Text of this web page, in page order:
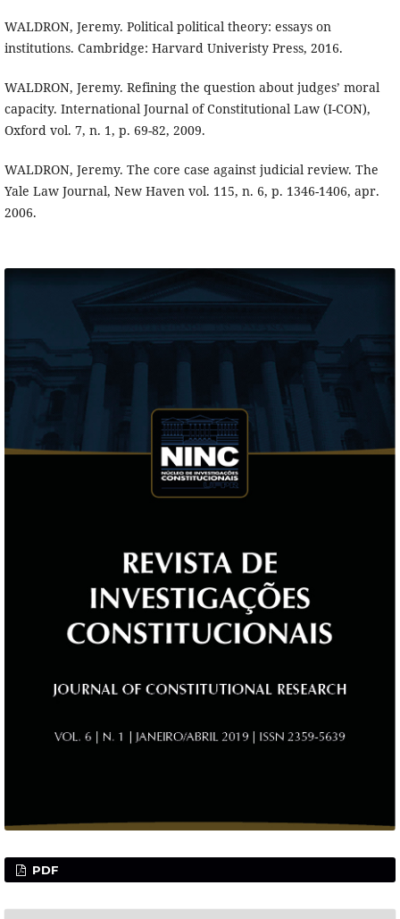
WALDRON, Jeremy. Political political theory: essays on
institutions. Cambridge: Harvard Univeristy Press, 2016.
WALDRON, Jeremy. Refining the question about judges’ moral
capacity. International Journal of Constitutional Law (I-CON),
Oxford vol. 7, n. 1, p. 69-82, 2009.
WALDRON, Jeremy. The core case against judicial review. The
Yale Law Journal, New Haven vol. 115, n. 6, p. 1346-1406, apr.
2006.
PDF